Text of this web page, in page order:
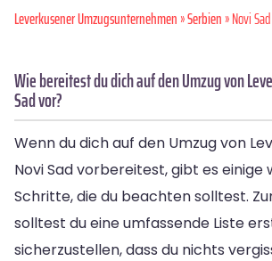
Leverkusener Umzugsunternehmen»Serbien» Novi
Wie bereitest du dich auf den Umzug von
Sad vor?
Wenn du dich auf den Umzug von
Novi Sad vorbereitest, gibt es einige
Schritte, die du beachten solltest.
solltest du eine umfassende Liste
sicherzustellen, dass du nichts